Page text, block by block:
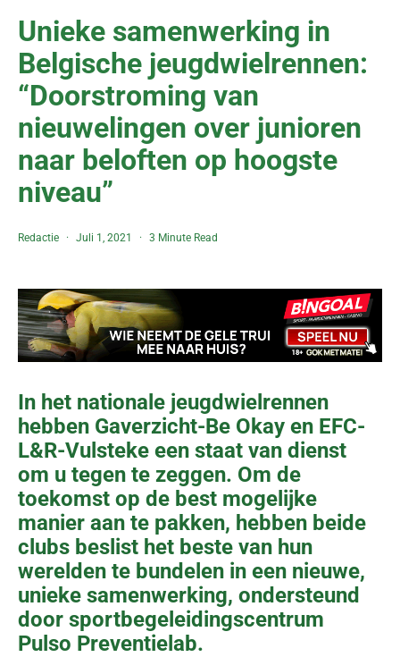
Unieke samenwerking in
Belgische jeugdwielrennen:
“Doorstroming van
nieuwelingen over junioren
naar beloften op hoogste
niveau”
Redactie Juli 1, 2021 3 Minute Read
In het nationale jeugdwielrennen
hebben Gaverzicht-Be Okay en EFC-
L&R-Vulsteke een staat van dienst
om u tegen te zeggen. Om de
toekomst op de best mogelijke
manier aan te pakken, hebben beide
clubs beslist het beste van hun
werelden te bundelen in een nieuwe,
unieke samenwerking, ondersteund
door sportbegeleidingscentrum
Pulso Preventielab.